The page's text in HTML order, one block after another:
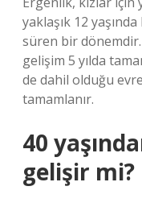
yaklaşık 12
süren bir
gelişim 5 yılda
de dahil olduğu
tamamlanır.
40
gelişir mi?